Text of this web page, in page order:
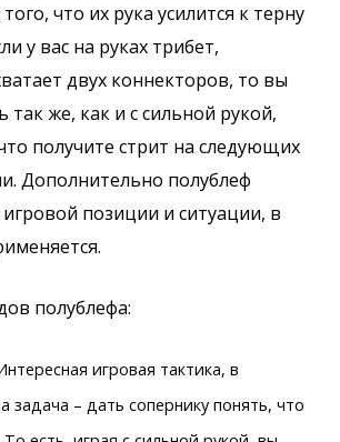
что их рука усилится к терну
у вас на руках трибет,
двух коннекторов, то вы
так же, как и с сильной рукой,
получите стрит на следующих
Дополнительно полублеф
позиции и ситуации, в
полублефа:
игровая тактика, в
задача – дать сопернику понять, что